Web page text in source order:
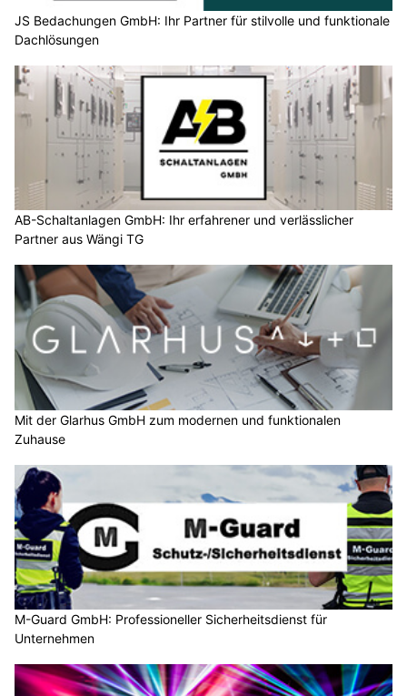
JS Bedachungen GmbH: Ihr Partner für stilvolle und funktionale
Dachlösungen
AB-Schaltanlagen GmbH: Ihr erfahrener und verlässlicher
Partner aus Wängi TG
Mit der Glarhus GmbH zum modernen und funktionalen
Zuhause
M-Guard GmbH: Professioneller Sicherheitsdienst für
Unternehmen